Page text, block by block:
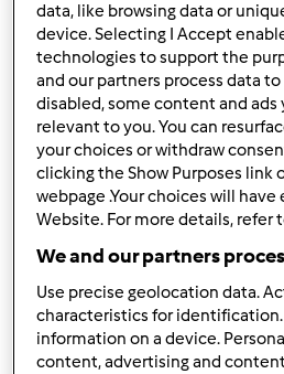
4.6
Sugo della
pomodoro
daOspite
10 5 facile 15
5.0
Liquore
daASANTORO
data, like browsing data or
device. Selecting I Accept
technologies to support the
and our partners process data
disabled, some content and ads
relevant to you. You can
your choices or withdraw
clicking the Show Purposes link
webpage .Your choices will
Website. For more details, refer
We and our partners
Use precise geolocation data.
characteristics for
information on a device.
content, advertising and